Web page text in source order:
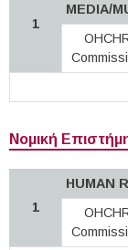
1
MEDIA/
Νομική
1
HUMAN